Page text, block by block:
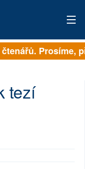
Prosíme,
tezí